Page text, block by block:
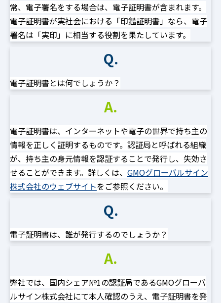
常、電子署名をする場合は、電子証明書が含まれます。
電子証明書が実社会における「印鑑証明書」なら、電子
署名は「実印」に相当する役割を果たしています。
Q.
電子証明書とは何でしょうか？
A.
電子証明書は、インターネットや電子の世界で持ち主の
情報を正しく証明するものです。認証局と呼ばれる組織
が、持ち主の身元情報を認証することで発行し、失効さ
せることができます。詳しくは、 GMOグローバルサイン
株式会社のウェブサイトをご参照ください。
Q.
電子証明書は、誰が発行するのでしょうか？
A.
弊社では、国内シェア№1の認証局であるGMOグローバ
ルサイン株式会社にて本人確認のうえ、電子証明書を発